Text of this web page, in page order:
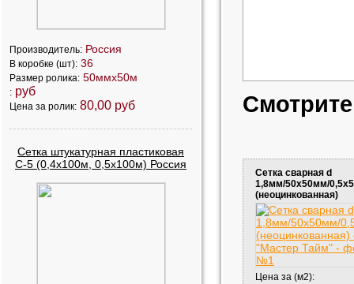
Производитель: Россия
В коробке (шт): 36
Размер ролика: 50ммх50м
: руб
Цена за ролик: 80,00 руб
Сетка штукатурная пластиковая
С-5 (0,4х100м, 0,5х100м) Россия
Сетка сварная d
1,8мм/50х50мм/
(неоцинкованная)
Цена за (м2):